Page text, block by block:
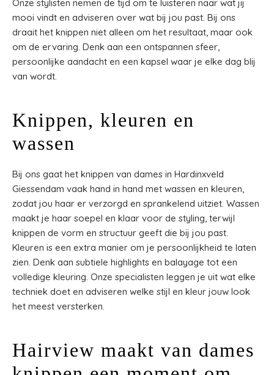
Onze stylisten nemen de tijd om te luisteren naar wat jij
mooi vindt en adviseren over wat bij jou past. Bij ons
draait het knippen niet alleen om het resultaat, maar ook
om de ervaring. Denk aan een ontspannen sfeer,
persoonlijke aandacht en een kapsel waar je elke dag blij
van wordt.
Knippen, kleuren en
wassen
Bij ons gaat het knippen van dames in Hardinxveld
Giessendam vaak hand in hand met wassen en kleuren,
zodat jou haar er verzorgd en sprankelend uitziet. Wassen
maakt je haar soepel en klaar voor de styling, terwijl
knippen de vorm en structuur geeft die bij jou past.
Kleuren is een extra manier om je persoonlijkheid te laten
zien. Denk aan subtiele highlights en balayage tot een
volledige kleuring. Onze specialisten leggen je uit wat elke
techniek doet en adviseren welke stijl en kleur jouw look
het meest versterken.
Hairview maakt van dames